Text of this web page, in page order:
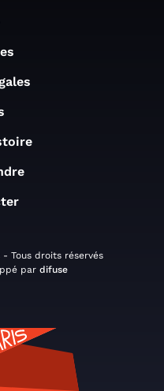
Tous droits réservés
par difuse